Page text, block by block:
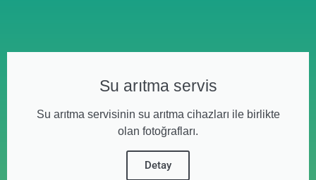
Su arıtma servis
Su arıtma servisinin su arıtma cihazları ile birlikte
olan fotoğrafları.
Detay